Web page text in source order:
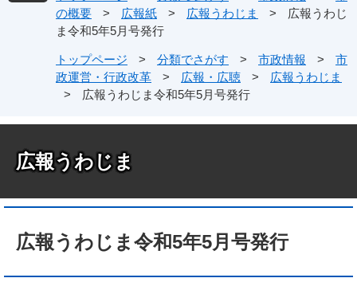
の概要
> 広報紙 > 広報うわじま >
広報うわじ
ま令和5年5月号発行
トップページ > 分類でさがす > 市政情報 >
市
政運営・行政改革
> 広報・広聴 >
広報うわじま
>
広報うわじま令和5年5月号発行
広報うわじま
広報うわじま令和5年5月号発行